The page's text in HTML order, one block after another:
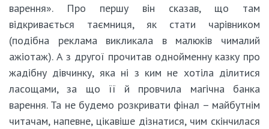
варення». Про першу він сказав, що там
відкривається таємниця, як стати чарівником
(подібна реклама викликала в малюків чималий
ажіотаж). А з другої прочитав однойменну казку про
жадібну дівчинку, яка ні з ким не хотіла ділитися
ласощами, за що її й провчила магічна банка
варення. Та не будемо розкривати фінал – майбутнім
читачам, напевне, цікавіше дізнатися, чим скінчилася